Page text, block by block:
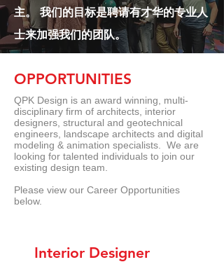
主。
我们的目标是聘请有才华的专业人
士来加强我们的团队。
OPPORTUNITIES
QPK Design is an award winning, multi-
disciplinary firm of architects, interior
designers, structural and geotechnical
engineers, landscape architects and digital
modeling & animation specialists. We are
looking for talented individuals to join our
existing design team.
Please view our Career Opportunities
below.
Interior Designer